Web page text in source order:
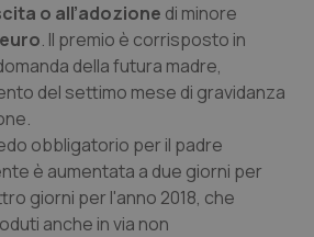
o all’adozione di minore
. Il premio è corrisposto in
della futura madre,
del settimo mese di gravidanza
obbligatorio per il padre
è aumentata a due giorni per
giorni per l'anno 2018, che
anche in via non